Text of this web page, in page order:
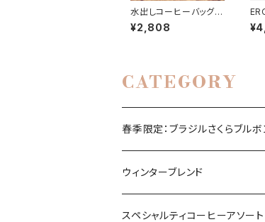
水出しコーヒーバッグ
（３０ｇ）×６個入 エチ
オピア ミチュ ナチュラ
¥2,808
O~
セ
CATEGORY
春季限定：ブラジルさくらブルボ
ウィンターブレンド
スペシャルティコーヒーアソート